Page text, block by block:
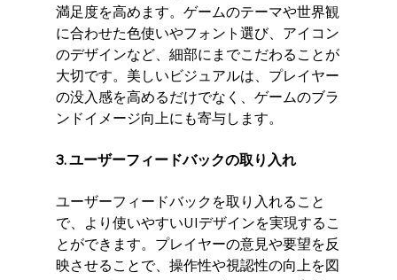
満足度を高めます。ゲームのテーマや世界観
に合わせた色使いやフォント選び、アイコン
のデザインなど、細部にまでこだわることが
大切です。美しいビジュアルは、プレイヤー
の没入感を高めるだけでなく、ゲームのブラ
ンドイメージ向上にも寄与します。
3. ユーザーフィードバックの取り入れ
ユーザーフィードバックを取り入れること
で、より使いやすいUIデザインを実現するこ
とができます。プレイヤーの意見や要望を反
映させることで、操作性や視認性の向上を図